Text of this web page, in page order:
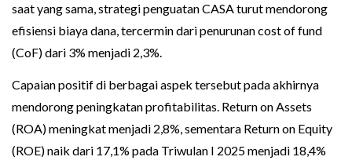
saat yang sama, strategi penguatan CASA turut mendorong
efisiensi biaya dana, tercermin dari penurunan cost of fund
(CoF) dari 3% menjadi 2,3%.
Capaian positif di berbagai aspek tersebut pada akhirnya
mendorong peningkatan profitabilitas. Return on Assets
(ROA) meningkat menjadi 2,8%, sementara Return on Equity
(ROE) naik dari 17,1% pada Triwulan I 2025 menjadi 18,4%